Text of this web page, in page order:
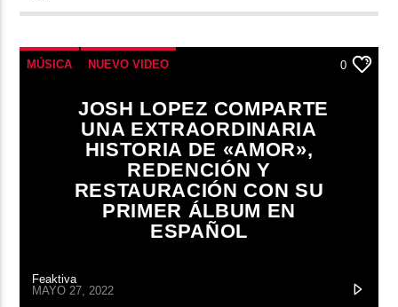
MÚSICA NUEVO VIDEO 0
JOSH LOPEZ COMPARTE
UNA EXTRAORDINARIA
HISTORIA DE «AMOR»,
REDENCIÓN Y
RESTAURACIÓN CON SU
PRIMER ÁLBUM EN
ESPAÑOL
Feaktiva
MAYO 27, 2022